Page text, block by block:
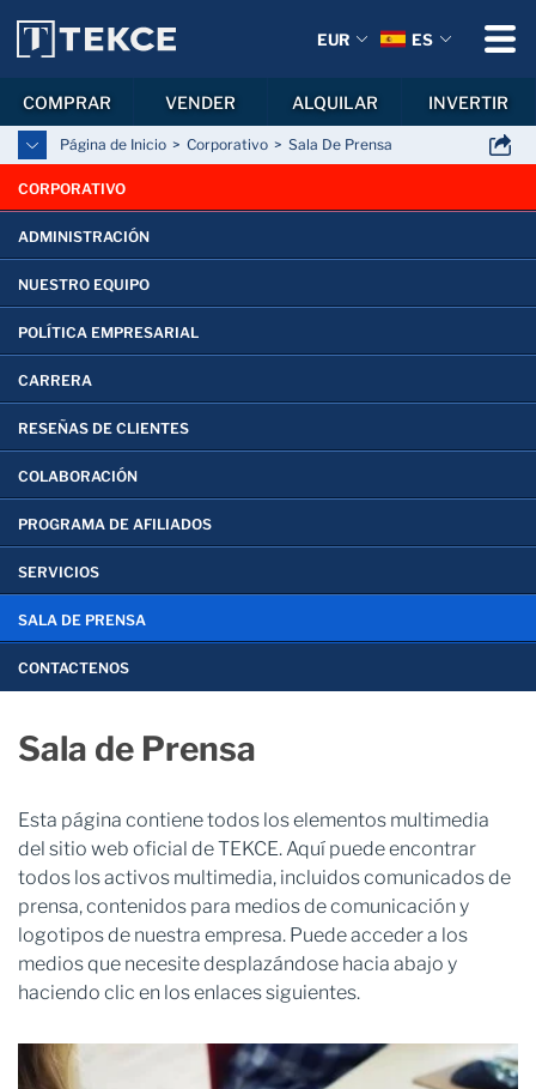
Página de Inicio Corporativo Sala De Prensa
CORPORATIVO
ADMINISTRACIÓN
NUESTRO EQUIPO
POLÍTICA EMPRESARIAL
CARRERA
RESEÑAS DE CLIENTES
COLABORACIÓN
PROGRAMA DE AFILIADOS
SERVICIOS
SALA DE PRENSA
CONTACTENOS
Sala de Prensa
Esta página contiene todos los elementos multimedia
del sitio web oficial de TEKCE. Aquí puede encontrar
todos los activos multimedia, incluidos comunicados de
prensa, contenidos para medios de comunicación y
logotipos de nuestra empresa. Puede acceder a los
medios que necesite desplazándose hacia abajo y
haciendo clic en los enlaces siguientes.
EUR ES
COMPRAR VENDER ALQUILAR INVERTIR